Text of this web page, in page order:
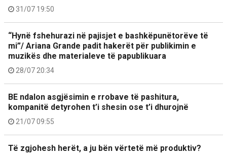
31/07 19:50
“Hynë fshehurazi në pajisjet e bashkëpunëtorëve të
mi”/ Ariana Grande padit hakerët për publikimin e
muzikës dhe materialeve të papublikuara
28/07 20:34
BE ndalon asgjësimin e rrobave të pashitura,
kompanitë detyrohen t’i shesin ose t’i dhurojnë
21/07 09:55
Të zgjohesh herët, a ju bën vërtetë më produktiv?